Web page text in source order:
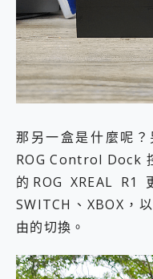
那另一盒是什麼呢
ROG Control Dock
的ROG XREAL
SWITCH、XBOX，
由的切換。